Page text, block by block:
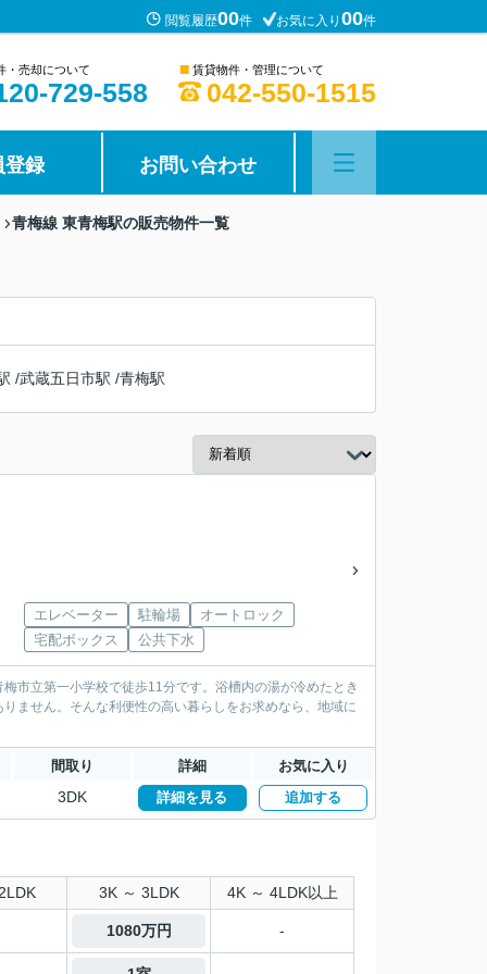
閲覧履歴00件 お気に入り 00件
・売却について
729-558
■ 賃貸物件・管理について
042-550-1515
登録 お問い合わせ
青梅線 東青梅駅の販売物件一覧
/武蔵五日市駅 /青梅駅
エレベーター 駐輪場
オートロック
宅配ボックス
公共下水
市立第一小学校で徒歩11分です。浴槽内の湯が冷めたとき
ません。そんな利便性の高い暮らしをお求めなら、地域に
間取り 詳細 お気に入り
3DK 詳細を見る 追加する
3K ～ 3LDK 4K ～ 4LDK以上
1080万円 -